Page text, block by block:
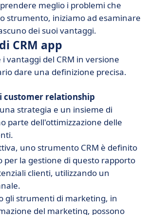
meglio i problemi che
strumento, iniziamo ad esaminare
dei suoi vantaggi.
CRM app
vantaggi del CRM in versione
dare una definizione precisa.
customer relationship
strategia e un insieme di
parte dell'ottimizzazione delle
uno strumento CRM è definito
per la gestione di questo rapporto
clienti, utilizzando un
gli strumenti di marketing, in
del marketing, possono